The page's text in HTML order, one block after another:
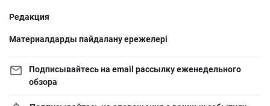
Редакция
Материалдарды пайдалану ережелері
Подписывайтесь на email рассылку еженедельного
обзора